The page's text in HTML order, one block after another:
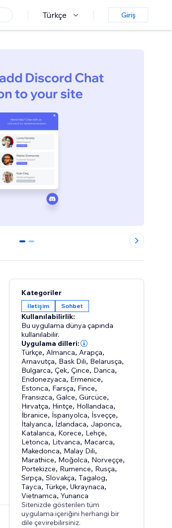
Türkçe Giriş
0 1
Kategoriler
İletişim Sohbet
Kullanılabilirlik:
Bu uygulama dünya çapında
kullanılabilir.
Uygulama dilleri:
Türkçe, Almanca, Arapça,
Arnavutça, Bask Dili, Belarusça,
Bulgarca,Çek,Çince, Danca,
Endonezyaca, Ermenice,
Estonca, Farsça, Fince,
Fransızca,Galce,Gürcüce,
Hırvatça, Hintçe, Hollandaca,
İbranice, İspanyolca, İsveççe,
İtalyanca, İzlandaca, Japonca,
Katalanca, Korece, Lehçe,
Letonca, Litvanca, Macarca,
Makedonca, Malay Dili,
Marathice, Moğolca, Norveççe,
Portekizce, Rumence, Rusça,
Sırpça,Slovakça,Tagalog,
Tayca,Türkçe,Ukraynaca,
Vietnamca,Yunanca
Sitenizde gösterilen tüm
uygulama içeriğini herhangi bir
dile çevirebilirsiniz.